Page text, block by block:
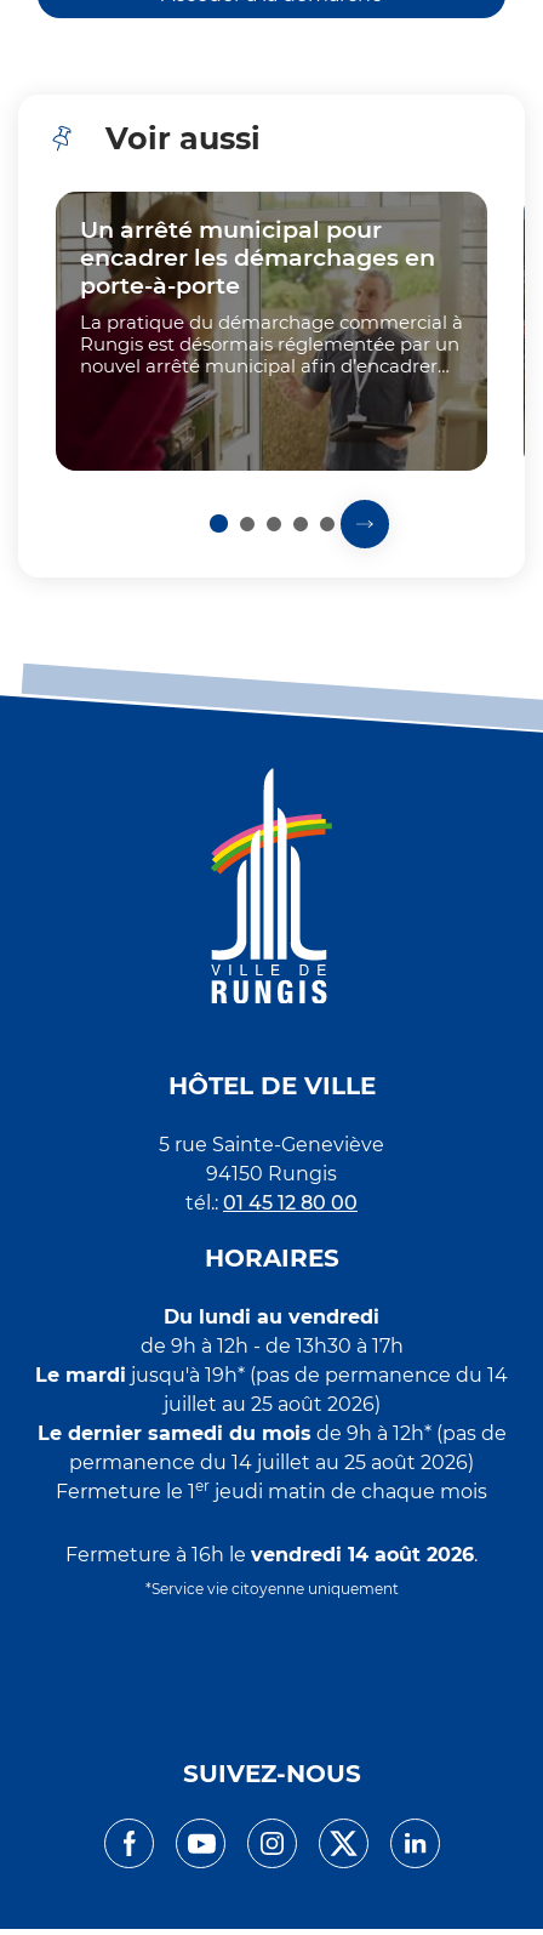
Voir aussi
Cliquer pour passer Voir aussi
Un arrêté municipal pour
encadrer les démarchages en
porte-à-porte
La pratique du démarchage commercial à
Rungis est désormais réglementée par un
nouvel arrêté municipal afin d’encadrer
les pratiques commerciales « de porte à
porte » et de protéger les personnes...
Prochaine slide
1 2 3 4 5
HÔTEL DE VILLE
5 rue Sainte-Geneviève
94150 Rungis
tél.: 01 45 12 80 00
HORAIRES
Du lundi au vendredi
de 9h à 12h - de 13h30 à 17h
Le mardi jusqu'à 19h* (pas de permanence du 14
juillet au 25 août 2026)
Le dernier samedi du mois de 9h à 12h* (pas de
permanence du 14 juillet au 25 août 2026)
Fermeture le 1 er jeudi matin de chaque mois
Fermeture à 16h le vendredi 14 août 2026.
*Service vie citoyenne uniquement
SUIVEZ-NOUS